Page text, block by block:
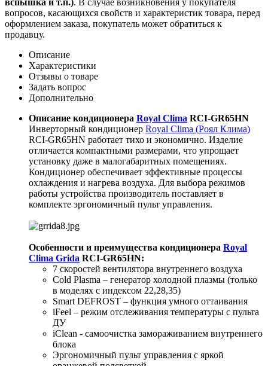
вопросов, касающихся свойств и характеристик товара, перед
оформлением заказа, покупатель может обратиться к
продавцу.
Описание
Характеристики
Отзывы о товаре
Задать вопрос
Дополнительно
Описание кондиционера Royal Clima RCI-GR65HN
Инверторный кондиционер Royal Clima (Роял Клима)
RCI-GR65HN работает тихо и экономично. Изделие
отличается компактными размерами, что упрощает
установку даже в малогабаритных помещениях.
Кондиционер обеспечивает эффективные процессы
охлаждения и нагрева воздуха. Для выбора режимов
работы устройства производитель поставляет в
комплекте эргономичный пульт управления.
Особенности и преимущества кондиционера Royal
Clima Grida RCI-GR65HN:
7 скоростей вентилятора внутреннего воздуха
Cold Plasma – генератор холодной плазмы (только
в моделях с индексом 22,28,35)
Smart DEFROST – функция умного оттаивания
iFeel – режим отслеживания температуры с пульта
ДУ
iClean - cамоочистка замораживанием внутреннего
блока
Эргономичный пульт управления с яркой